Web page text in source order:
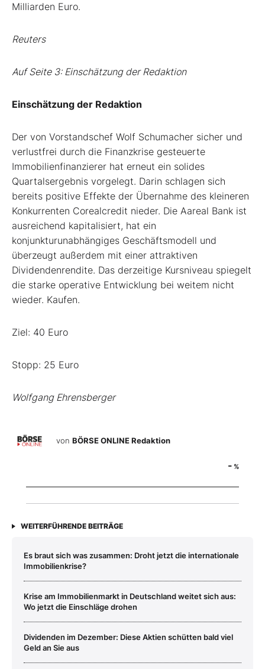
Milliarden Euro.
Reuters
Auf Seite 3: Einschätzung der Redaktion
Einschätzung der Redaktion
Der von Vorstandschef Wolf Schumacher sicher und
verlustfrei durch die Finanzkrise gesteuerte
Immobilienfinanzierer hat erneut ein solides
Quartalsergebnis vorgelegt. Darin schlagen sich
bereits positive Effekte der Übernahme des kleineren
Konkurrenten Corealcredit nieder. Die Aareal Bank ist
ausreichend kapitalisiert, hat ein
konjunkturunabhängiges Geschäftsmodell und
überzeugt außerdem mit einer attraktiven
Dividendenrendite. Das derzeitige Kursniveau spiegelt
die starke operative Entwicklung bei weitem nicht
wieder. Kaufen.
Ziel: 40 Euro
Stopp: 25 Euro
Wolfgang Ehrensberger
von BÖRSE ONLINE Redaktion
- %
WEITERFÜHRENDE BEITRÄGE
Es braut sich was zusammen: Droht jetzt die internationale
Immobilienkrise?
Krise am Immobilienmarkt in Deutschland weitet sich aus:
Wo jetzt die Einschläge drohen
Dividenden im Dezember: Diese Aktien schütten bald viel
Geld an Sie aus